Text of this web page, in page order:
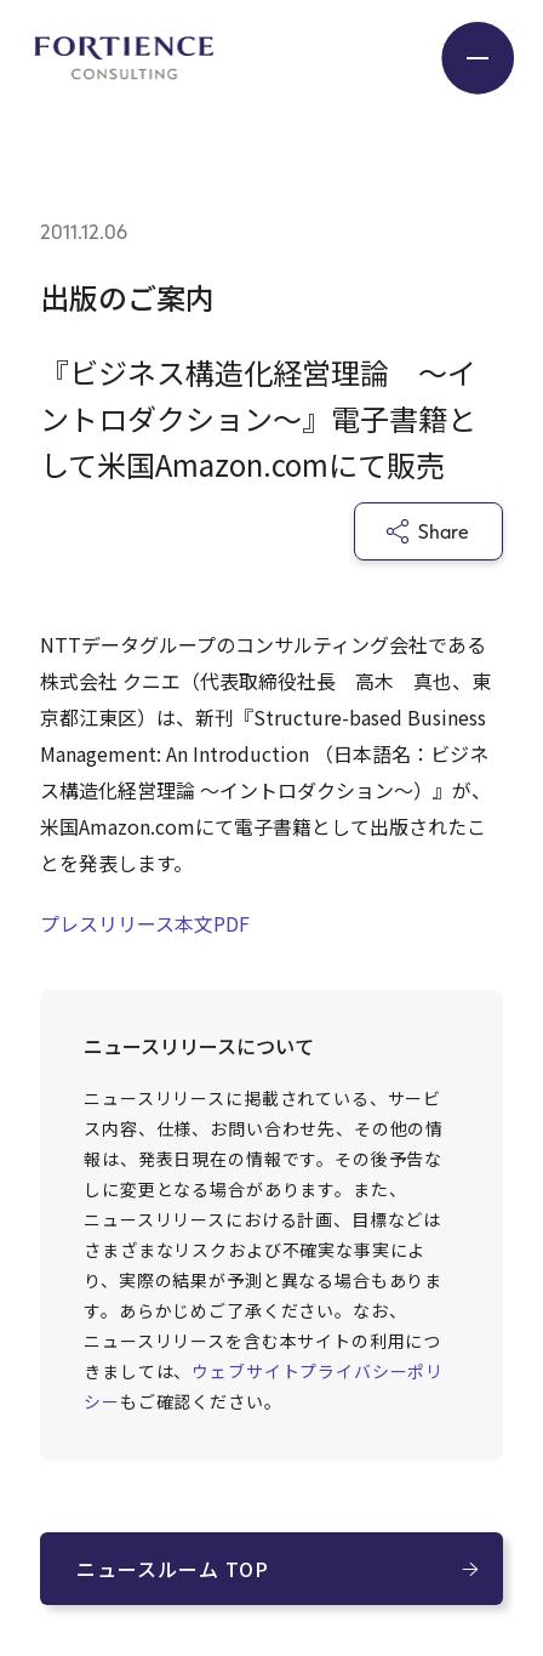
Service
Insight
Expert
News
サイト内検索
Contact
出版のご案内
『ビジネス構造化経営理論 ～イ
ントロダクション～』電子書籍と
して米国Amazon.comにて販売
2011.12.06
Share
NTTデータグループのコンサルティング会社である
株式会社 クニエ（代表取締役社長 高木 真也、東
京都江東区）は、新刊『Structure-based Business
Management: An Introduction （日本語名：ビジネ
ス構造化経営理論 ～イントロダクション～）』が、
米国Amazon.comにて電子書籍として出版されたこ
とを発表します。
プレスリリース本文PDF
ニュースリリースについて
ニュースリリースに掲載されている、サービ
ス内容、仕様、お問い合わせ先、その他の情
報は、発表日現在の情報です。その後予告な
しに変更となる場合があります。また、
ニュースリリースにおける計画、目標などは
さまざまなリスクおよび不確実な事実によ
り、実際の結果が予測と異なる場合もありま
す。あらかじめご了承ください。なお、
ニュースリリースを含む本サイトの利用につ
きましては、 ウェブサイトプライバシーポリ
シーもご確認ください。
ニュースルーム TOP